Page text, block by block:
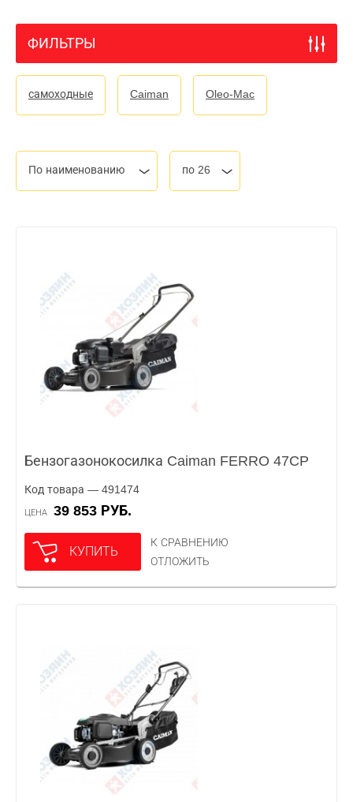
ФИЛЬТРЫ
самоходные Caiman Oleo-Mac
По наименованию по 26
Бензогазонокосилка Caiman FERRO 47CP
Код товара — 491474
ЦЕНА 39 853 РУБ.
КУПИТЬ
К СРАВНЕНИЮ
ОТЛОЖИТЬ